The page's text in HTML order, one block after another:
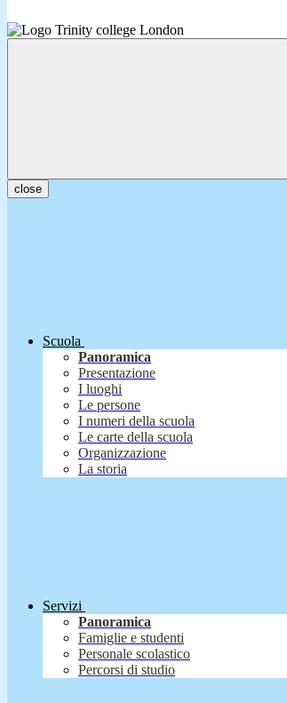
close
Scuola
Panoramica
Presentazione
I luoghi
Le persone
I numeri della scuola
Le carte della scuola
Organizzazione
La storia
Servizi
Panoramica
Famiglie e studenti
Personale scolastico
Percorsi di studio